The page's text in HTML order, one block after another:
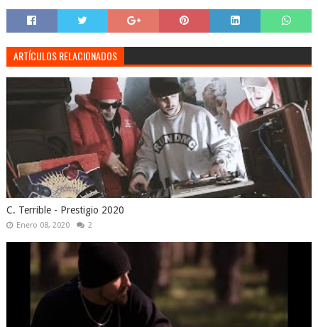
ARTÍCULOS RELACIONADOS
C. Terrible - Prestigio 2020
Enero 08, 2020 2